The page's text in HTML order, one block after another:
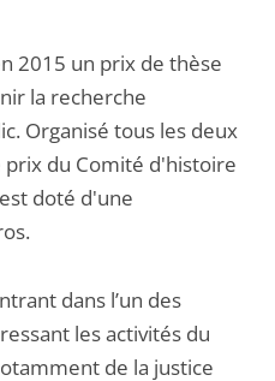
2015 un prix de thèse
la recherche
Organisé tous les deux
prix du Comité d'histoire
doté d'une
dans l’un des
les activités du
de la justice